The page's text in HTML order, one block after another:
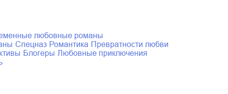
любовные романы
спецназ романтика
превратности любви
блогеры
любовные приключения